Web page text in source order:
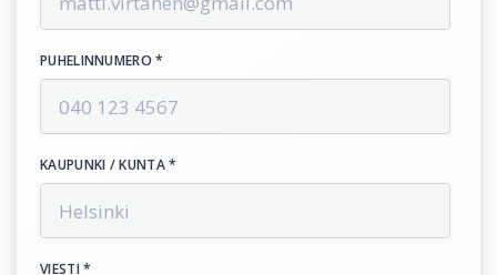
PUHELINNUMERO *
KAUPUNKI / KUNTA *
VIESTI *